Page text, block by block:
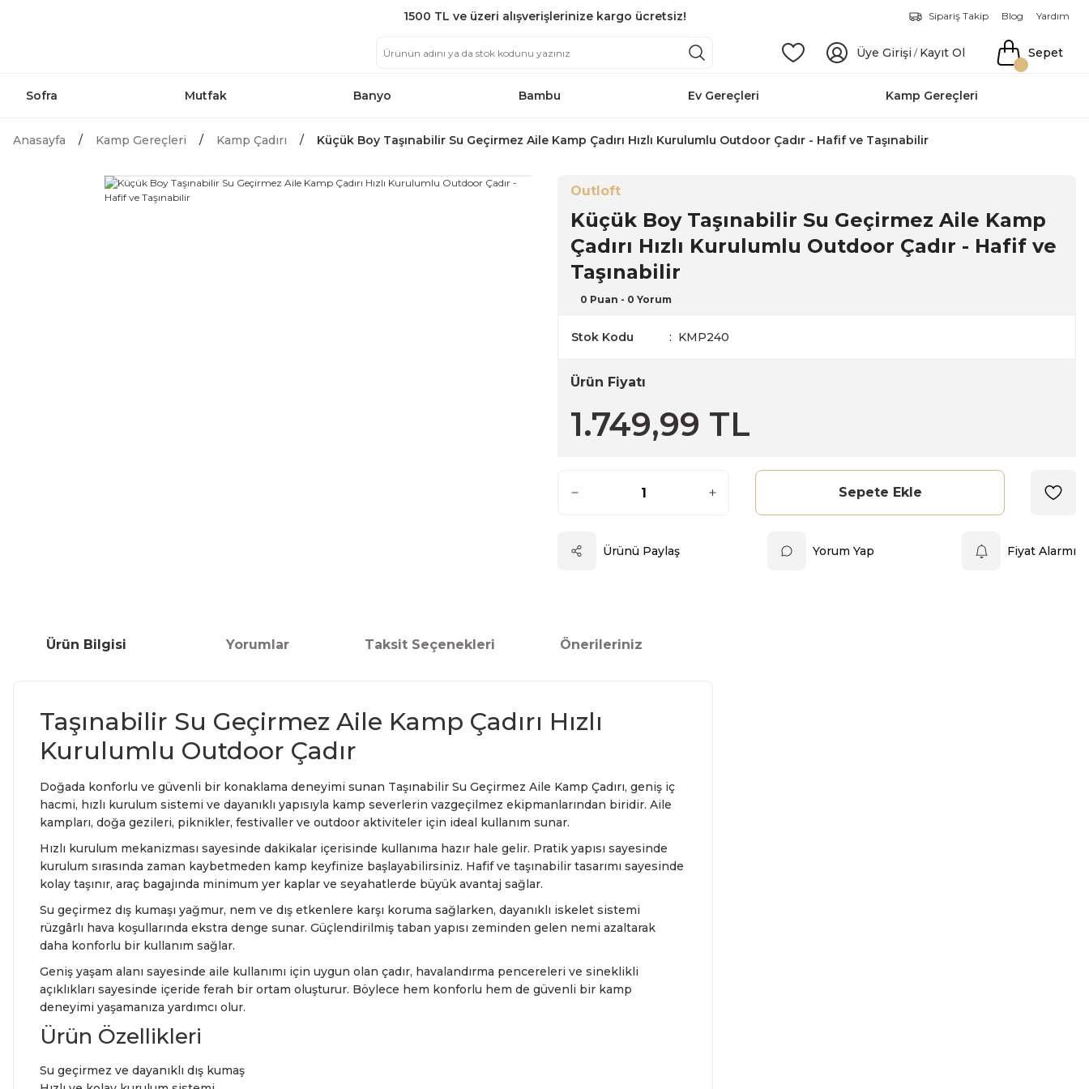
1500 TL ve üzeri alışverişlerinize kargo ücretsiz! Sipariş Takip Blog Yardım
Üye Girişi / Kayıt Ol Sepet
Sofra Mutfak Banyo Bambu Ev Gereçleri Kamp Gereçleri
Anasayfa Kamp Gereçleri Kamp Çadırı Küçük Boy Taşınabilir Su Geçirmez Aile Kamp Çadırı Hızlı Kurulumlu Outdoor Çadır - Hafif ve Taşınabilir
Outloft
Küçük Boy Taşınabilir Su Geçirmez Aile Kamp
Çadırı Hızlı Kurulumlu Outdoor Çadır - Hafif ve
Taşınabilir
0 Puan - 0 Yorum
Stok Kodu KMP240
Ürün Fiyatı
1.749,99 TL
Sepete Ekle
Ürünü Paylaş Yorum Yap Fiyat Alarmı
Ürün Bilgisi Yorumlar Taksit Seçenekleri Önerileriniz
Taşınabilir Su Geçirmez Aile Kamp Çadırı Hızlı
Kurulumlu Outdoor Çadır
Doğada konforlu ve güvenli bir konaklama deneyimi sunan Taşınabilir Su Geçirmez Aile Kamp Çadırı, geniş iç
hacmi, hızlı kurulum sistemi ve dayanıklı yapısıyla kamp severlerin vazgeçilmez ekipmanlarından biridir. Aile
kampları, doğa gezileri, piknikler, festivaller ve outdoor aktiviteler için ideal kullanım sunar.
Hızlı kurulum mekanizması sayesinde dakikalar içerisinde kullanıma hazır hale gelir. Pratik yapısı sayesinde
kurulum sırasında zaman kaybetmeden kamp keyfinize başlayabilirsiniz. Hafif ve taşınabilir tasarımı sayesinde
kolay taşınır, araç bagajında minimum yer kaplar ve seyahatlerde büyük avantaj sağlar.
Su geçirmez dış kumaşı yağmur, nem ve dış etkenlere karşı koruma sağlarken, dayanıklı iskelet sistemi
rüzgârlı hava koşullarında ekstra denge sunar. Güçlendirilmiş taban yapısı zeminden gelen nemi azaltarak
daha konforlu bir kullanım sağlar.
Geniş yaşam alanı sayesinde aile kullanımı için uygun olan çadır, havalandırma pencereleri ve sineklikli
açıklıkları sayesinde içeride ferah bir ortam oluşturur. Böylece hem konforlu hem de güvenli bir kamp
deneyimi yaşamanıza yardımcı olur.
Ürün Özellikleri
Su geçirmez ve dayanıklı dış kumaş